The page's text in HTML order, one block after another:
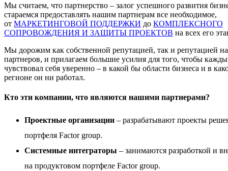
Мы считаем, что партнерство – залог успешного развития
стараемся предоставлять нашим партнерам все необходимое,
от МАРКЕТИНГОВОЙ ПОДДЕРЖКИ до КОМПЛЕКСНОГО
СОПРОВОЖДЕНИЯ И ЗАЩИТЫ ПРОЕКТОВ на всех его
Мы дорожим как собственной репутацией, так и репутацией
партнеров, и прилагаем большие усилия для того, чтобы
чувствовал себя уверенно – в какой бы области бизнеса и в
регионе он ни работал.
Кто эти компании, что являются нашими партнерами?
Проектные организации – разрабатывают проекты
портфеля Factor group.
Системные интеграторы – занимаются разработкой и
на продуктовом портфеле Factor group.